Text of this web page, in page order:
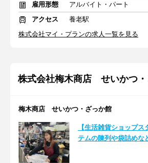
雇用形態
アルバイト・パート
アクセス
養老駅
株式会社マイ・プランの求人一覧を見る
株式会社梅木商店 せいかつ・
梅木商店 せいかつ・ざっか館
【生活雑貨ショップ
テムの陳列や袋詰め